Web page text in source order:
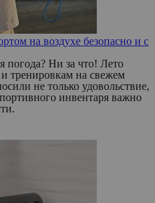
на воздухе безопасно и с
погода? Ни за что! Лето
тренировкам на свежем
не только удовольствие,
инвентаря важно